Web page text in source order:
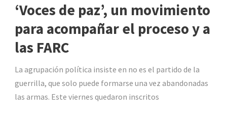
‘Voces de paz’, un movimiento
para acompañar el proceso y a
las FARC
La agrupación política insiste en no es el partido de la
guerrilla, que solo puede formarse una vez abandonadas
las armas. Este viernes quedaron inscritos